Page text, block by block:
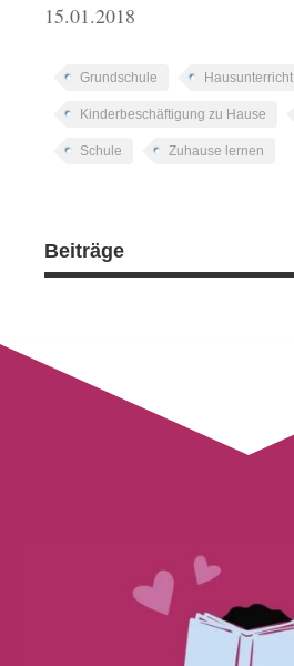
15.01.2018
Grundschule Hausunterricht
Kinderbeschäftigung zu Hause
Schule Zuhause lernen
Beiträge